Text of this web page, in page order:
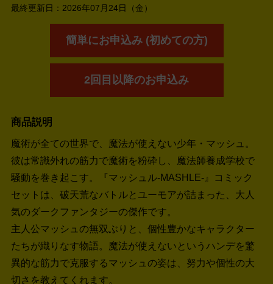
最終更新日： 2026年07月24日（金）
簡単にお申込み (初めての方)
2回目以降のお申込み
商品説明
魔術が全ての世界で、魔法が使えない少年・マッシュ。
彼は常識外れの筋力で魔術を粉砕し、魔法師養成学校で
騒動を巻き起こす。『マッシュル-MASHLE-』コミック
セットは、破天荒なバトルとユーモアが詰まった、大人
気のダークファンタジーの傑作です。
主人公マッシュの無双ぶりと、個性豊かなキャラクター
たちが織りなす物語。魔法が使えないというハンデを驚
異的な筋力で克服するマッシュの姿は、努力や個性の大
切さを教えてくれます。